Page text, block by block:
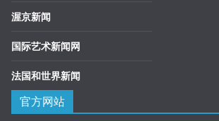
渥京新闻
国际艺术新闻网
法国和世界新闻
官方网站